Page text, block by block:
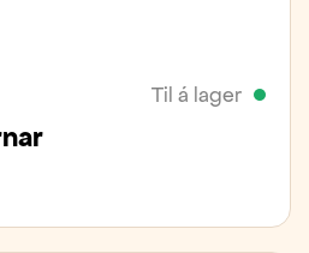
Til á lager